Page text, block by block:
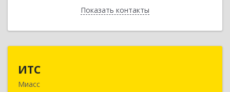
Показать контакты
Назад
ИТС
Миасс456300, Челябинская обл, Миасс г, Романенко